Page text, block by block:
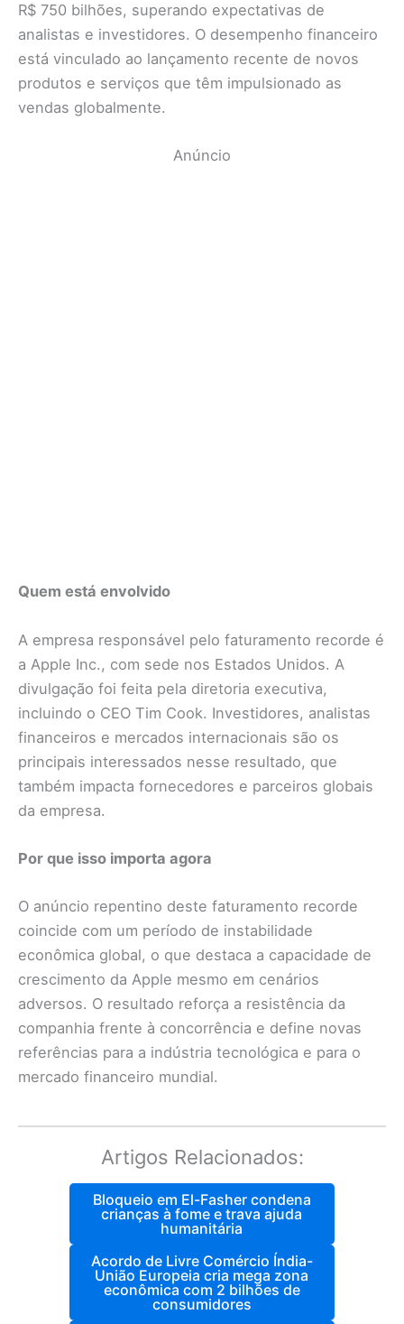
R$ 750 bilhões, superando expectativas de
analistas e investidores. O desempenho financeiro
está vinculado ao lançamento recente de novos
produtos e serviços que têm impulsionado as
vendas globalmente.
Anúncio
Quem está envolvido
A empresa responsável pelo faturamento recorde é
a Apple Inc., com sede nos Estados Unidos. A
divulgação foi feita pela diretoria executiva,
incluindo o CEO Tim Cook. Investidores, analistas
financeiros e mercados internacionais são os
principais interessados nesse resultado, que
também impacta fornecedores e parceiros globais
da empresa.
Por que isso importa agora
O anúncio repentino deste faturamento recorde
coincide com um período de instabilidade
econômica global, o que destaca a capacidade de
crescimento da Apple mesmo em cenários
adversos. O resultado reforça a resistência da
companhia frente à concorrência e define novas
referências para a indústria tecnológica e para o
mercado financeiro mundial.
Artigos Relacionados:
Bloqueio em El-Fasher condena
crianças à fome e trava ajuda
humanitária
Acordo de Livre Comércio Índia-
União Europeia cria mega zona
econômica com 2 bilhões de
consumidores